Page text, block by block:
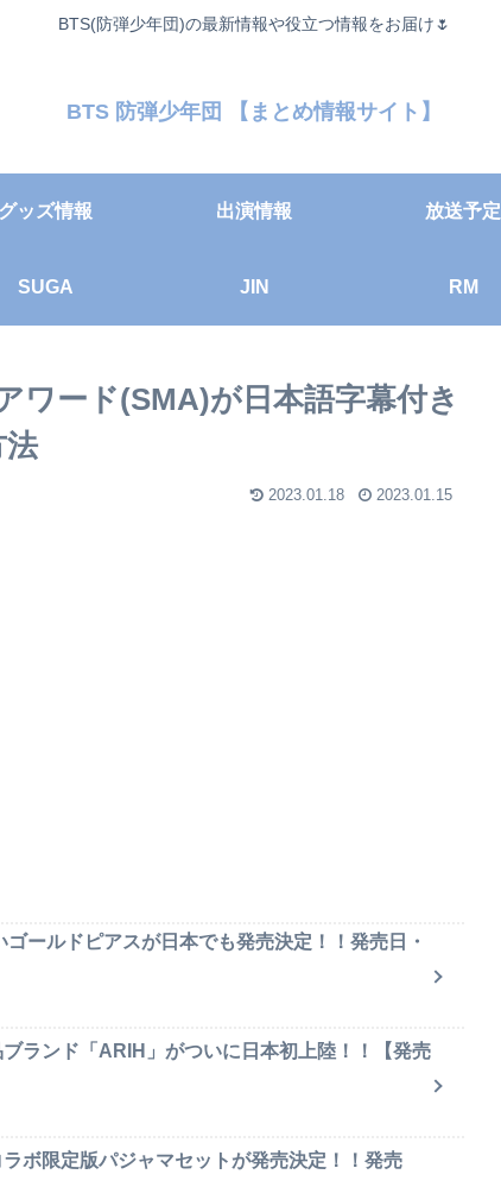
BTS(防弾少年団)の最新情報や役立つ情報をお届け🌷
BTS 防弾少年団 【まとめ情報サイト】
グッズ情報 出演情報 放送予定
SUGA JIN RM
ワード(SMA)が日本語字幕付き
法
2023.01.18 2023.01.15
ールドピアスが日本でも発売決定！！発売日・
ランド「ARIH」がついに日本初上陸！！【発売
ボ限定版パジャマセットが発売決定！！発売